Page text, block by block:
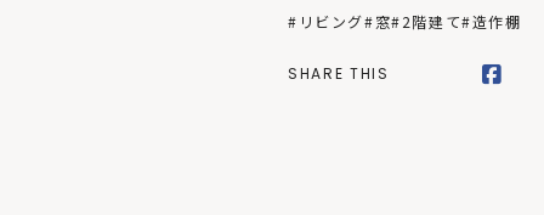
#リビング#窓#2階建て#造作棚
SHARE THIS